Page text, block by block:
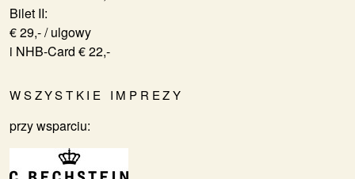
Bilet II:
€ 29,- / ulgowy
i NHB-Card € 22,-
WSZYSTKIE IMPREZY
przy wsparciu: